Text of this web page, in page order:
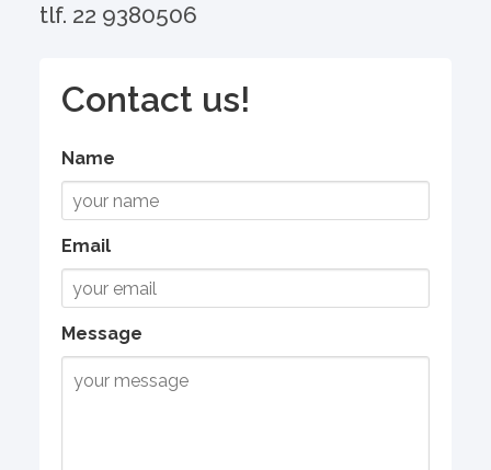
tlf. 22 9380506
Contact us!
Name
Email
Message